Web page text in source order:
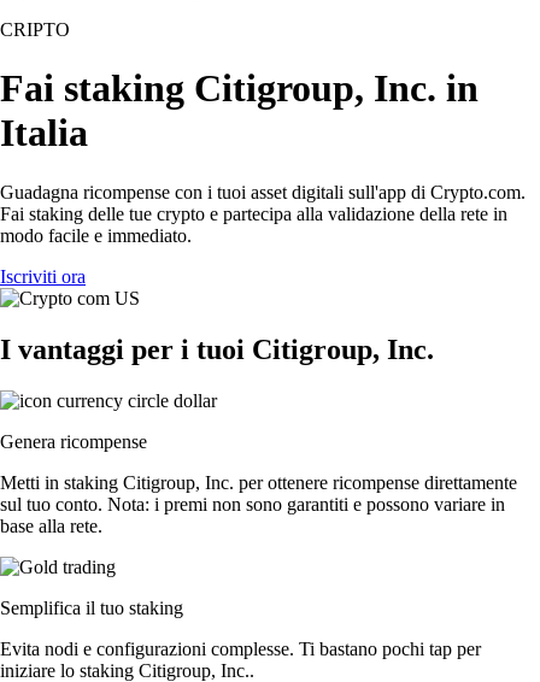
CRIPTO
Fai staking Citigroup, Inc. in
Italia
Guadagna ricompense con i tuoi asset digitali sull'app di Crypto.com.
Fai staking delle tue crypto e partecipa alla validazione della rete in
modo facile e immediato.
Iscriviti ora
I vantaggi per i tuoi Citigroup, Inc.
Genera ricompense
Metti in staking Citigroup, Inc. per ottenere ricompense direttamente
sul tuo conto. Nota: i premi non sono garantiti e possono variare in
base alla rete.
Semplifica il tuo staking
Evita nodi e configurazioni complesse. Ti bastano pochi tap per
iniziare lo staking Citigroup, Inc..